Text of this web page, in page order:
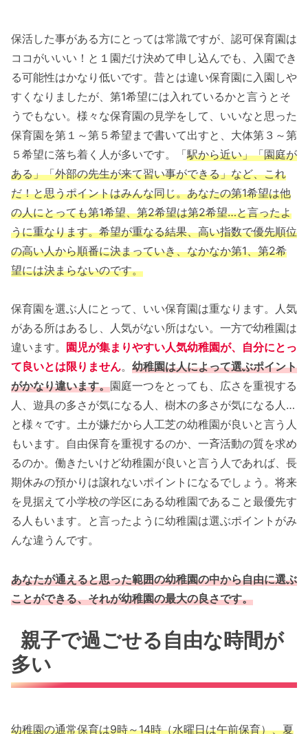
保活した事がある方にとっては常識ですが、認可保育園は
ココがいいい！と１園だけ決めて申し込んでも、入園でき
る可能性はかなり低いです。昔とは違い保育園に入園しや
すくなりましたが、第1希望には入れているかと言うとそ
うでもない。様々な保育園の見学をして、いいなと思った
保育園を第１～第５希望まで書いて出すと、大体第３～第
５希望に落ち着く人が多いです。「駅から近い」「園庭が
ある」「外部の先生が来て習い事ができる」など、これ
だ！と思うポイントはみんな同じ。あなたの第1希望は他
の人にとっても第1希望、第2希望は第2希望…と言ったよ
うに重なります。希望が重なる結果、高い指数で優先順位
の高い人から順番に決まっていき、なかなか第1、第2希
望には決まらないのです。
保育園を選ぶ人にとって、いい保育園は重なります。人気
がある所はあるし、人気がない所はない。一方で幼稚園は
違います。 園児が集まりやすい人気幼稚園が、自分にとっ
て良いとは限りません。 幼稚園は人によって選ぶポイント
がかなり違います。園庭一つをとっても、広さを重視する
人、遊具の多さが気になる人、樹木の多さが気になる人…
と様々です。土が嫌だから人工芝の幼稚園が良いと言う人
もいます。自由保育を重視するのか、一斉活動の質を求め
るのか。働きたいけど幼稚園が良いと言う人であれば、長
期休みの預かりは譲れないポイントになるでしょう。将来
を見据えて小学校の学区にある幼稚園であること最優先す
る人もいます。と言ったように幼稚園は選ぶポイントがみ
んな違うんです。
あなたが通えると思った範囲の幼稚園の中から自由に選ぶ
ことができる、それが幼稚園の最大の良さです。
親子で過ごせる自由な時間が
多い
幼稚園の通常保育は9時～14時（水曜日は午前保育）、夏